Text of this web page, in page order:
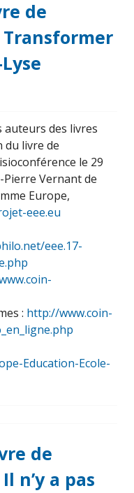
de
Transformer
auteurs des livres
du livre de
le 29
Pierre Vernant de
Europe,
eee.eu
eee.17-
: http://www.coin-
Education-Ecole-
de
n’y a pas